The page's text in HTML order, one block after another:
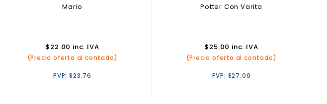
Mario
$22.00 inc. IVA
(Precio oferta al contado)
PVP:$23.76
Potter Con Varita
$25.00 inc. IVA
(Precio oferta al contado)
PVP: $27.00